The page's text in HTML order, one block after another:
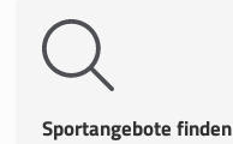
Sportangebote finden